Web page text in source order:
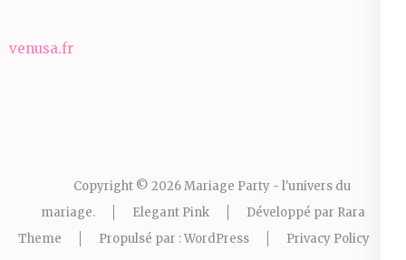
venusa.fr
Copyright © 2026Mariage Party - l'univers du
mariage. Elegant Pink Développé par Rara
Theme
Propulsé par :WordPress Privacy Policy